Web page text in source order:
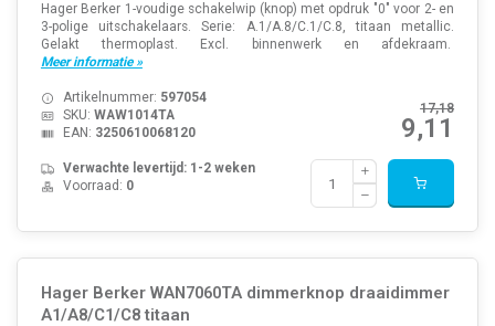
Hager Berker 1-voudige schakelwip (knop) met opdruk "0" voor 2- en
3-polige uitschakelaars. Serie: A.1/A.8/C.1/C.8, titaan metallic.
Gelakt thermoplast. Excl. binnenwerk en afdekraam.
Meer informatie »
17,18
9,11
Artikelnummer: 597054
SKU: WAW1014TA
EAN: 3250610068120
Verwachte levertijd: 1-2 weken
Voorraad: 0
Hager Berker WAN7060TA dimmerknop draaidimmer
A1/A8/C1/C8 titaan